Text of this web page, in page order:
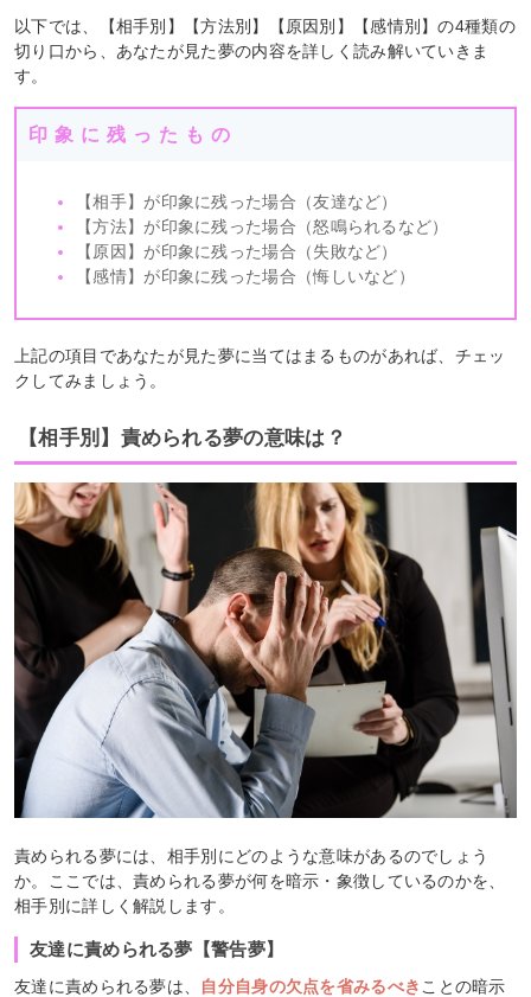
以下では、【相手別】【方法別】【原因別】【感情別】の4種類の
切り口から、あなたが見た夢の内容を詳しく読み解いていきま
す。
印象に残ったもの
【相手】が印象に残った場合（友達など）
【方法】が印象に残った場合（怒鳴られるなど）
【原因】が印象に残った場合（失敗など）
【感情】が印象に残った場合（悔しいなど）
上記の項目であなたが見た夢に当てはまるものがあれば、チェッ
クしてみましょう。
【相手別】責められる夢の意味は？
責められる夢には、相手別にどのような意味があるのでしょう
か。ここでは、責められる夢が何を暗示・象徴しているのかを、
相手別に詳しく解説します。
友達に責められる夢【警告夢】
友達に責められる夢は、 自分自身の欠点を省みるべき ことの暗示